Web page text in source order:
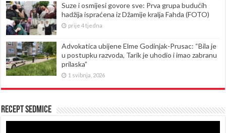
Suze i osmijesi govore sve: Prva grupa budućih
hadžija ispraćena iz Džamije kralja Fahda (FOTO)
prije 4 tjedna
Advokatica ubijene Elme Godinjak-Prusac: “Bila je
u postupku razvoda, Tarik je uhodio i imao zabranu
prilaska”
1 svibnja, 2026
Recept sedmice